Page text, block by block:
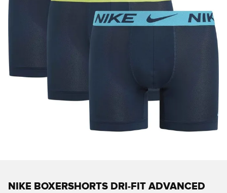
NIKE BOXERSHORTS DRI-FIT ADVANCED